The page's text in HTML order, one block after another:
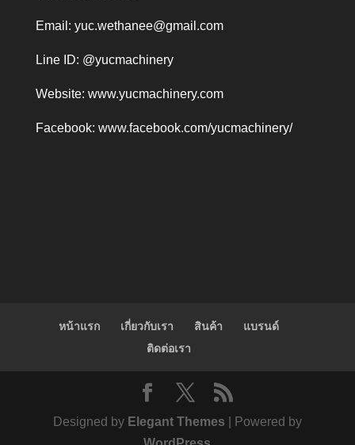
Email: yuc.wethanee@gmail.com
Line ID: @yucmachinery
Website: www.yucmachinery.com
Facebook: www.facebook.com/yucmachinery/
หน้าแรก เกี่ยวกับเรา สินค้า
แบรนด์
ติดต่อเรา
Designed by Elegant Themes | Powered by